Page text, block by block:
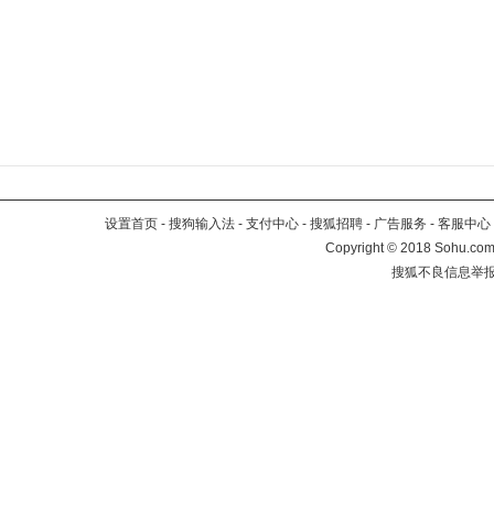
设置首页 - 搜狗输入法 - 支付中心 - 搜狐招聘 - 广告服务 - 客服中心
Copyright©2018
搜狐不良信息举